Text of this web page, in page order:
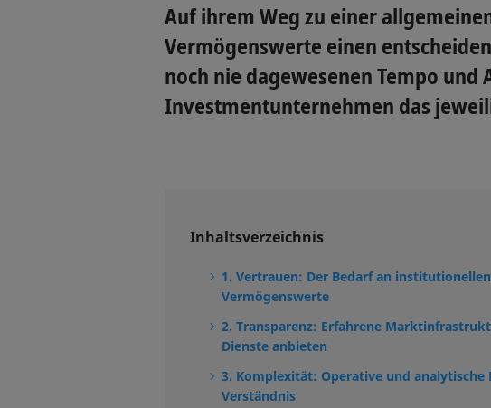
Auf ihrem Weg zu einer
Vermögenswerte einen
noch nie dagewesenen Tempo
Investmentunternehmen das
Inhaltsverzeichnis
1. Vertrauen: Der Bedarf an
Vermögenswerte
2. Transparenz: Erfahrene
Dienste anbieten
3. Komplexität: Operative und analytische
Verständnis